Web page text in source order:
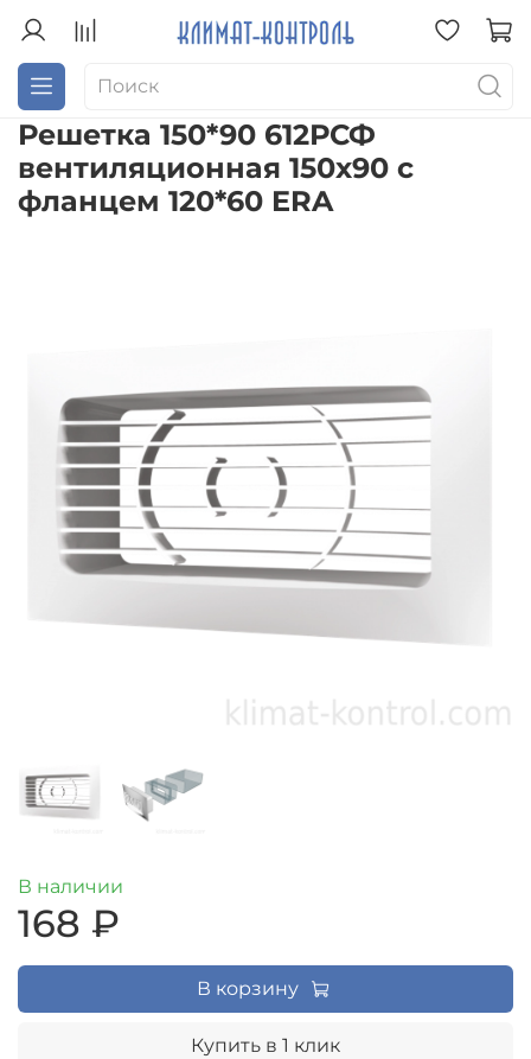
Решетка 150*90 612РСФ
вентиляционная 150х90 с
фланцем 120*60 ERA
В наличии
168 ₽
В корзину
Купить в 1 клик